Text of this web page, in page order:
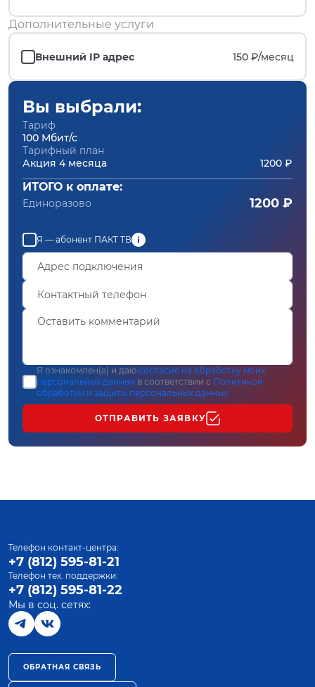
Дополнительные услуги
Внешний IP адрес 150 ₽/месяц
Вы выбрали:
Тариф
100 Мбит/с
Тарифный план
Акция 4 месяца
1200 ₽
ИТОГО к оплате:
Единоразово 1200 ₽
Я — абонент ПАКТ ТВ
Я ознакомлен(а) и даю согласие на обработку моих
персональных данных в соответствии с Политикой
обработки и защиты персональных данных
ОТПРАВИТЬ ЗАЯВКУ
Телефон контакт-центра:
+7 (812) 595-81-21
Телефон тех. поддержки:
+7 (812) 595-81-22
Мы в соц. сетях:
ОБРАТНАЯ СВЯЗЬ